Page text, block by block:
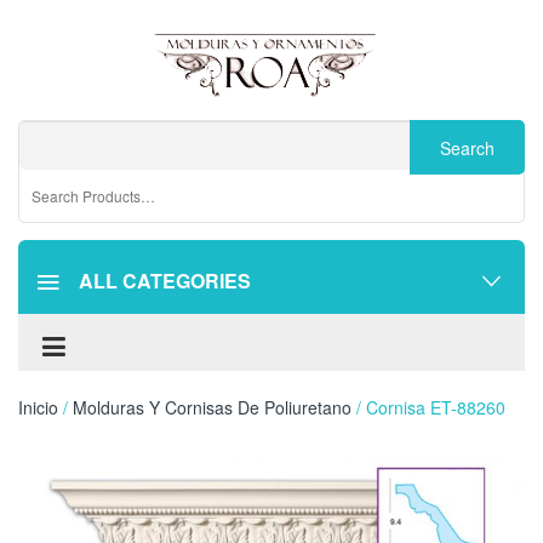
ALL CATEGORIES
Inicio / Molduras Y Cornisas De Poliuretano / Cornisa ET-88260